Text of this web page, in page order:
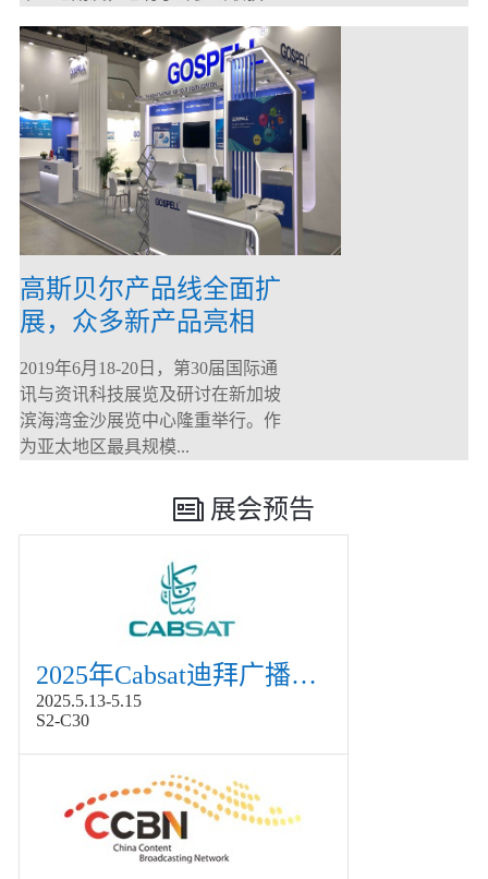
高斯贝尔产品线全面扩
展，众多新产品亮相
CommunicAsia 2019
2019年6月18-20日，第30届国际通
讯与资讯科技展览及研讨在新加坡
滨海湾金沙展览中心隆重举行。作
为亚太地区最具规模...
展会预告
2025年Cabsat迪拜广播电视展
2025.5.13-5.15
S2-C30